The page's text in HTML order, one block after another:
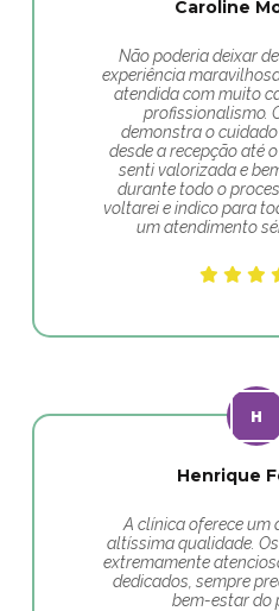
Caroline
Não poderia deixar
experiência
atendida com muito
profissionalismo.
demonstra o
desde a recepção até
senti valorizada e
durante todo o
voltarei e indico para
um atendimento
Henrique
A clínica oferece um
altíssima qualidade.
extremamente
dedicados, sempre
bem-estar do